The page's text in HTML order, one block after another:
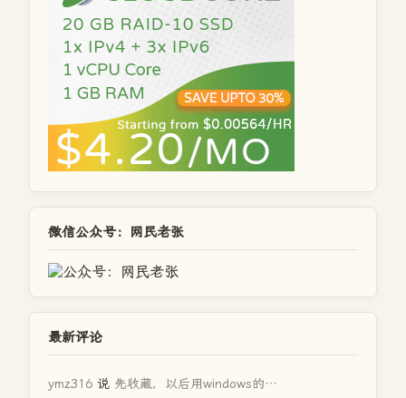
微信公众号：网民老张
最新评论
ymz316 说 先收藏，以后用windows的…